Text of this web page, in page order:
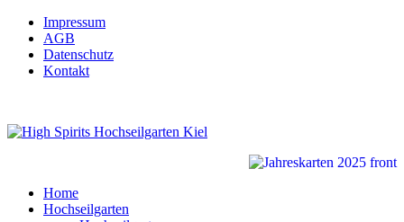
Impressum
AGB
Datenschutz
Kontakt
Home
Hochseilgarten